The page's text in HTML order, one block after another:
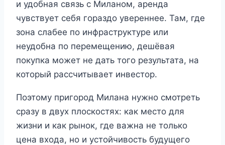
и удобная связь с Миланом, аренда
чувствует себя гораздо увереннее. Там, где
зона слабее по инфраструктуре или
неудобна по перемещению, дешёвая
покупка может не дать того результата, на
который рассчитывает инвестор.
Поэтому пригород Милана нужно смотреть
сразу в двух плоскостях: как место для
жизни и как рынок, где важна не только
цена входа, но и устойчивость будущего